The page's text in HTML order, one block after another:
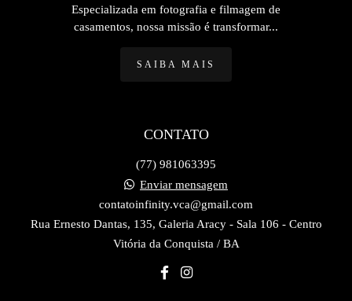
Especializada em fotografia e filmagem de
casamentos, nossa missão é transformar...
SAIBA MAIS
CONTATO
(77) 981063395
Enviar mensagem
contatoinfinity.vca@gmail.com
Rua Ernesto Dantas, 135, Galeria Aracy - Sala 106 - Centro
Vitória da Conquista / BA